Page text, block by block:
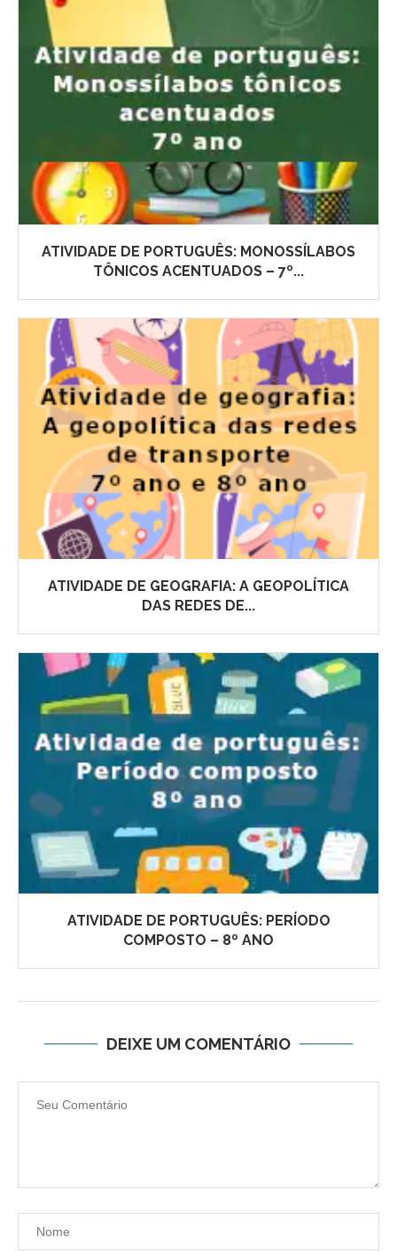
ATIVIDADE DE PORTUGUÊS: MONOSSÍLABOS
TÔNICOS ACENTUADOS – 7º...
ATIVIDADE DE GEOGRAFIA: A GEOPOLÍTICA
DAS REDES DE...
ATIVIDADE DE PORTUGUÊS: PERÍODO
COMPOSTO – 8º ANO
DEIXE UM COMENTÁRIO